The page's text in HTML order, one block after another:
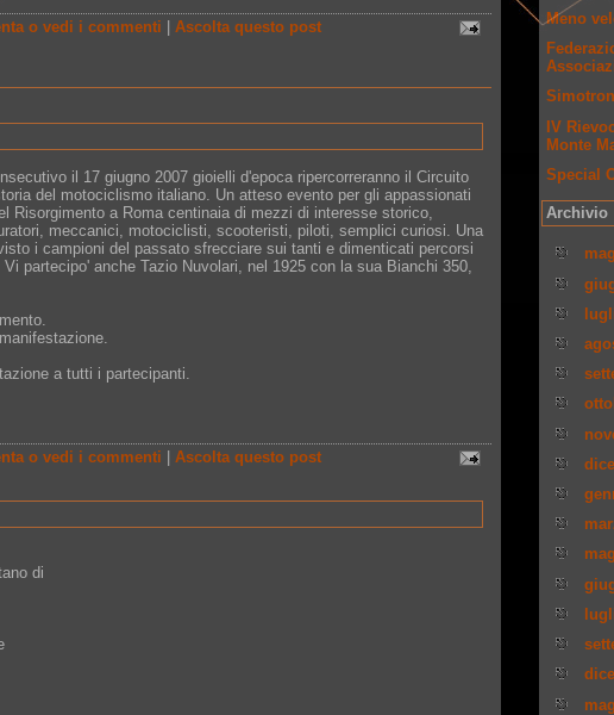
o vedi i commenti Ascolta questo post
il 17 giugno 2007 gioielli d'epoca ripercorreranno il Circuito
del motociclismo italiano. Un atteso evento per gli appassionati
a Roma centinaia di mezzi di interesse storico,
meccanici, motociclisti, scooteristi, piloti, semplici curiosi. Una
i campioni del passato sfrecciare sui tanti e dimenticati percorsi
partecipo' anche Tazio Nuvolari, nel 1925 con la sua Bianchi 350,
a tutti i partecipanti.
o vedi i commenti Ascolta questo post
di
Meno
IV
Monte
Special
Archivio